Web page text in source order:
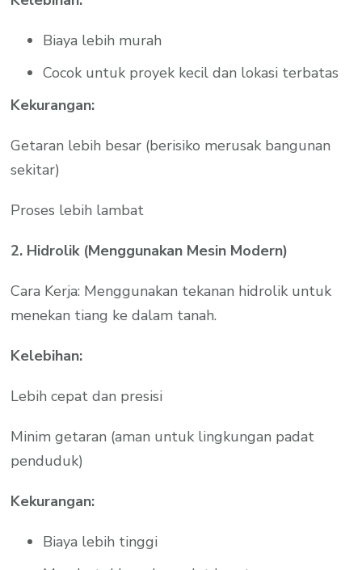
Biaya lebih murah
Cocok untuk proyek kecil dan lokasi terbatas
Kekurangan:
Getaran lebih besar (berisiko merusak bangunan
sekitar)
Proses lebih lambat
2. Hidrolik (Menggunakan Mesin Modern)
Cara Kerja: Menggunakan tekanan hidrolik untuk
menekan tiang ke dalam tanah.
Kelebihan:
Lebih cepat dan presisi
Minim getaran (aman untuk lingkungan padat
penduduk)
Kekurangan:
Biaya lebih tinggi